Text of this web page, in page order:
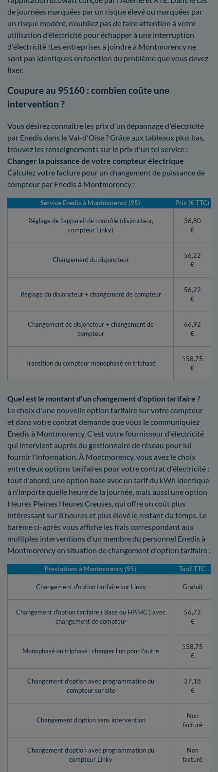
de journées marquées par un risque élevé ou marquées par
un risque modéré, n'oubliez pas de faire attention à votre
utilisation d'électricité pour échapper à une interruption
d'électricité !Les entreprises à joindre à Montmorency ne
sont pas identiques en fonction du problème que vous devez
fixer.
Coupure au 95160 : combien coûte une
intervention ?
Vous désirez connaître les prix d'un dépannage d'électricité
par Enedis dans le Val-d'Oise ? Grâce aux tableaux plus bas,
trouvez les renseignements sur le prix d'un tel service :
Changer la puissance de votre compteur électrique
Calculez votre facture pour un changement de puissance de
compteur par Enedis à Montmorency :
Service Enedis à Montmorency (95) Prix (€ TTC)
Réglage de l’appareil de contrôle (disjoncteur,
compteur Linky)
36,80
€
Changement du disjoncteur
56,22
€
Réglage du disjoncteur + changement de compteur
56,22
€
Changement de disjoncteur + changement de
compteur
66,92
€
Transition du compteur monophasé en triphasé
158,75
€
Quel est le montant d'un changement d'option tarifaire ?
Le choix d'une nouvelle option tarifaire sur votre compteur
et dans votre contrat demande que vous le communiquiez
Enedis à Montmorency. C'est votre fournisseur d'électricité
qui intervient auprès du gestionnaire de réseau pour lui
fournir l'information. À Montmorency, vous avez le choix
entre deux options tarifaires pour votre contrat d'électricité :
tout d'abord, une option base avec un tarif du kWh identique
à n'importe quelle heure de la journée, mais aussi une option
Heures Pleines Heures Creuses, qui offre un coût plus
intéressant sur 8 heures et plus élevé le restant du temps. Le
barème ci-après vous affiche les frais correspondant aux
multiples interventions d'un membre du personnel Enedis à
Montmorency en situation de changement d'option tarifaire :
Prestations à Montmorency (95) Tarif TTC
Changement d'option tarifaire sur Linky Gratuit
Changement d'option tarifaire ( Base ou HP/HC ) avec
changement de compteur
56,72
€
Monophasé ou triphasé : changer l'un pour l'autre
158,75
€
Changement d'option avec programmation du
compteur sur site
37,18
€
Changement d'option sans intervention
Non
facturé
Changement d'option avec programmation du
compteur Linky
Non
facturé